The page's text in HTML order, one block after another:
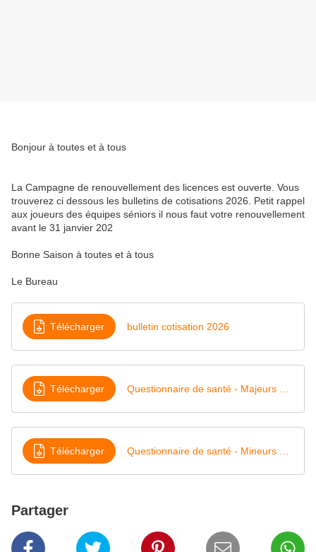
Bonjour à toutes et à tous
La Campagne de renouvellement des licences est ouverte. Vous
trouverez ci dessous les bulletins de cotisations 2026. Petit rappel
aux joueurs des équipes séniors il nous faut votre renouvellement
avant le 31 janvier 202
Bonne Saison à toutes et à tous
Le Bureau
Télécharger bulletin cotisation 2026
Télécharger
Télécharger
Partager